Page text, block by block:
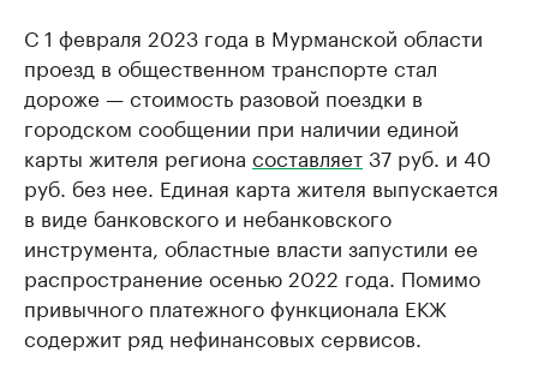
С 1 февраля 2023 года в Мурманской области
проезд в общественном транспорте стал
дороже — стоимость разовой поездки в
городском сообщении при наличии единой
карты жителя региона составляет37 руб. и 40
руб. без нее. Единая карта жителя выпускается
в виде банковского и небанковского
инструмента, областные власти запустили ее
распространение осенью 2022 года. Помимо
привычного платежного функционала ЕКЖ
содержит ряд нефинансовых сервисов.